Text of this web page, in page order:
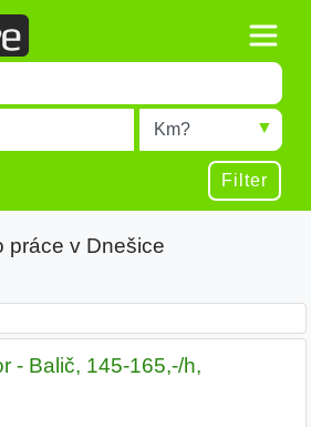
for results.
for results.
Radius
Filter
práce v Dnešice
- Balič, 145-165,-/h,